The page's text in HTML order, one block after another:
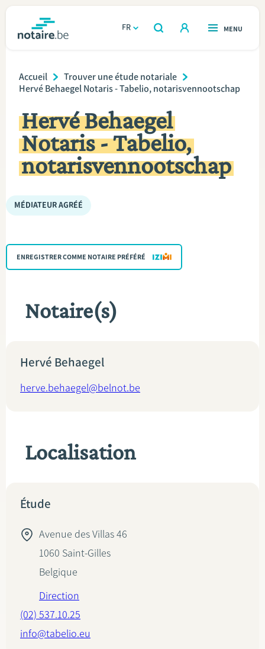
FR
OUVERT
RECHERCHER
OUVERT
MENU
Immobilier
Relations et vivre ensemble
Héritage et donations
Entreprendre
Le notaire
TROUVER UN NOTAIRE
Breadcrumb
Accueil
Trouver une étude notariale
Hervé Behaegel Notaris - Tabelio, notarisvennootschap
Hervé Behaegel
Notaris - Tabelio,
notarisvennootschap
MÉDIATEUR AGRÉÉ
ENREGISTRER COMME NOTAIRE PRÉFÉRÉ
Notaire(s)
Hervé Behaegel
herve.behaegel@belnot.be
Localisation
Étude
Avenue des Villas 46
1060 Saint-Gilles
Belgique
Direction
(02) 537.10.25
info@tabelio.eu